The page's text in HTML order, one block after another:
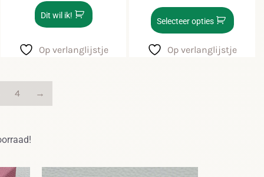
Dit wil ik!
Op verlanglijstje
Selecteer opties
Op verlanglijstje
4 →